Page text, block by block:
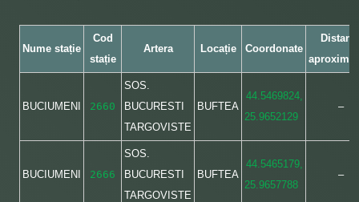
Nume stație
Cod
stație
Artera Locație Coordonate
BUCIUMENI 2660
SOS.
BUCURESTI
TARGOVISTE
BUFTEA
44.5469824,
25.9652129
–
BUCIUMENI 2666
SOS.
BUCURESTI
TARGOVISTE
BUFTEA
44.5465179,
25.9657788
–